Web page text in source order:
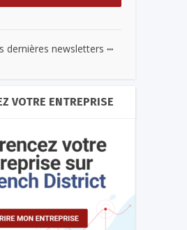
dernières newsletters ...
VOTRE ENTREPRISE